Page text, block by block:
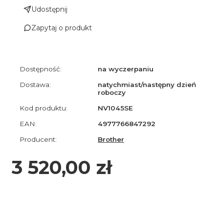
Udostępnij
Zapytaj o produkt
Dostępność:
na wyczerpaniu
Dostawa:
natychmiast/następny dzień
roboczy
Kod produktu:
NV1045SE
EAN:
4977766847292
Producent:
Brother
Cena
3 520,00 zł